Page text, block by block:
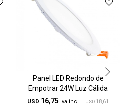
Panel LED Redondo de
Empotrar 24W Luz Cálida
USD 16,75 USD 18,61